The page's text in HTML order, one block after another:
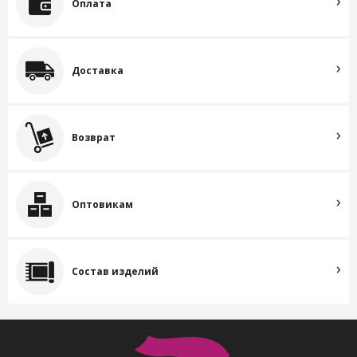
Оплата
Доставка
Возврат
Оптовикам
Состав изделий